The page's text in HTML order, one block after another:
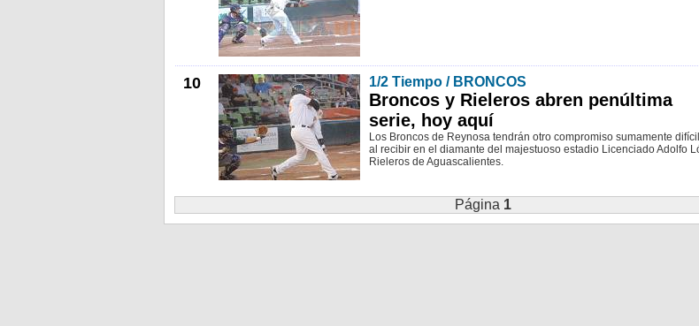
10 1/2 Tiempo / BRONCOS
Broncos y Rieleros abren penúltima
serie, hoy aquí
Los Broncos de Reynosa tendrán otro compromiso sumamente
al recibir en el diamante del majestuoso estadio Licenciado Adolfo
Rieleros de Aguascalientes.
Página 1